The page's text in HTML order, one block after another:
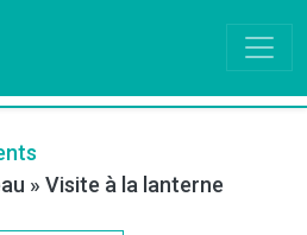
» Visite à la lanterne